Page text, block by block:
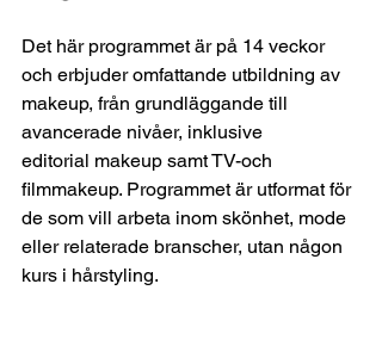
Det här programmet är på 14 veckor
och erbjuder omfattande utbildning av
makeup, från grundläggande till
avancerade nivåer, inklusive
editorial makeup samt TV-och
filmmakeup. Programmet är utformat för
de som vill arbeta inom skönhet, mode
eller relaterade branscher, utan någon
kurs i hårstyling.